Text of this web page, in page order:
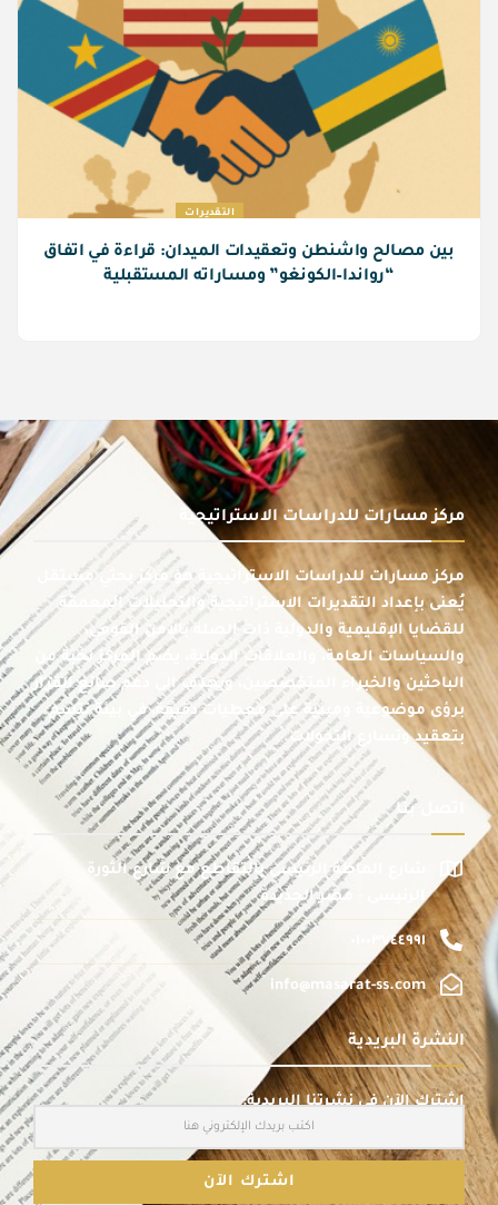
التقديرات
بين مصالح واشنطن وتعقيدات الميدان: قراءة في اتفاق
“رواندا–الكونغو” ومساراته المستقبلية
مركز مسارات للدراسات الاستراتيجية
مركز مسارات للدراسات الاستراتيجية هو مركز بحثي مستقل
يُعنى بإعداد التقديرات الاستراتيجية والتحليلات المعمقة
للقضايا الإقليمية والدولية ذات الصلة بالأمن القومي،
والسياسات العامة، والعلاقات الدولية، يضم المركز نخبة من
الباحثين والخبراء المتخصصين، ويهدف إلى دعم صانع القرار
برؤى موضوعية ومبنية على معطيات دقيقة، في بيئة تتسم
بتعقيد وتسارع التحولات.
اتصل بنا
شارع الماظة الرئيسى بالتقاطع مع شارع الثورة
الرئيسى - مصر الجديدة
٠١٠٠٣٧٤٤٩٩١
info@masarat-ss.com
النشرة البريدية
اشترك الآن في نشرتنا البريدية: